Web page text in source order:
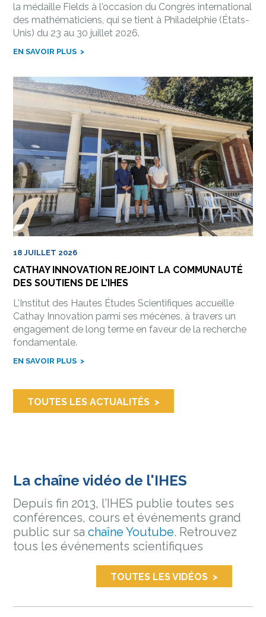
la médaille Fields à l'occasion du Congrès international
des mathématiciens, qui se tient à Philadelphie (États-
Unis) du 23 au 30 juillet 2026.
EN SAVOIR PLUS
18 JUILLET 2026
CATHAY INNOVATION REJOINT LA COMMUNAUTÉ
DES SOUTIENS DE L’IHES
L'Institut des Hautes Études Scientifiques accueille
Cathay Innovation parmi ses mécènes, à travers un
engagement de long terme en faveur de la recherche
fondamentale.
EN SAVOIR PLUS
TOUTES LES ACTUALITÉS
La chaîne vidéo de l'IHES
Depuis fin 2013, l’IHES publie toutes ses
conférences, cours et événements grand
public sur sachaîne Youtube. Retrouvez
tous les événements scientifiques
TOUTES LES VIDÉOS